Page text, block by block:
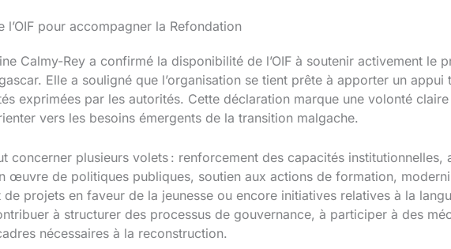
l’OIF pour accompagner la Refondation
Calmy-Rey a confirmé la disponibilité de l’OIF à soutenir activement le
Elle a souligné que l’organisation se tient prête à apporter un appui
exprimées par les autorités. Cette déclaration marque une volonté
vers les besoins émergents de la transition malgache.
concerner plusieurs volets : renforcement des capacités institutionnelles,
œuvre de politiques publiques, soutien aux actions de formation,
projets en faveur de la jeunesse ou encore initiatives relatives à la
à structurer des processus de gouvernance, à participer à des
nécessaires à la reconstruction.